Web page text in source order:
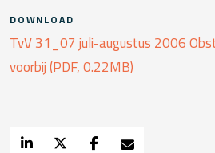
DOWNLOAD
TvV 31_07 juli-augustus 2006
voorbij (PDF, 0.22MB)